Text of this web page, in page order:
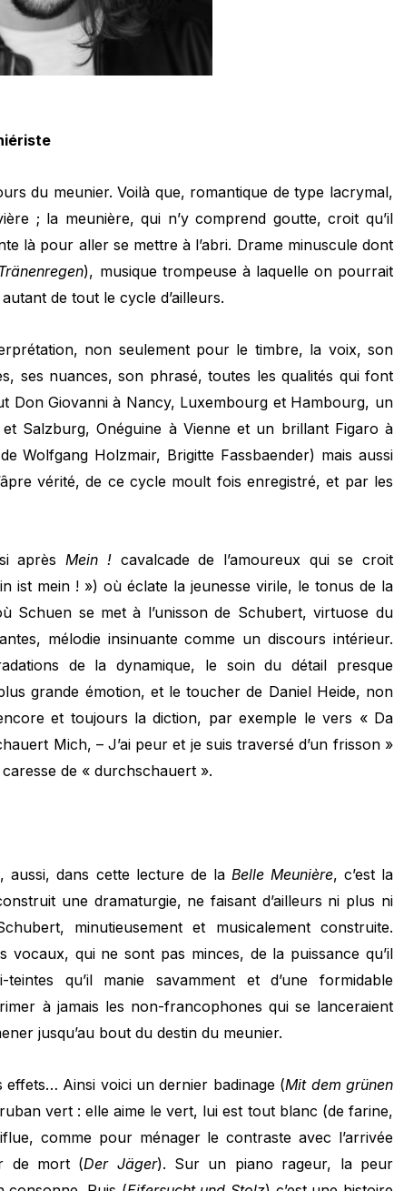
du meunier. Voilà que, romantique de type lacrymal,
; la meunière, qui n’y comprend goutte, croit qu’il
là pour aller se mettre à l’abri. Drame minuscule dont
), musique trompeuse à laquelle on pourrait
de tout le cycle d’ailleurs.
non seulement pour le timbre, la voix, son
ses nuances, son phrasé, toutes les qualités qui font
Don Giovanni à Nancy, Luxembourg et Hambourg, un
Salzburg, Onéguine à Vienne et un brillant Figaro à
Wolfgang Holzmair, Brigitte Fassbaender) mais aussi
vérité, de ce cycle moult fois enregistré, et par les
aprèsMein !cavalcade de l’amoureux qui se croit
ist mein ! ») où éclate la jeunesse virile, le tonus de la
Schuen se met à l’unisson de Schubert, virtuose du
mélodie insinuante comme un discours intérieur.
de la dynamique, le soin du détail presque
grande émotion, et le toucher de Daniel Heide, non
et toujours la diction, par exemple le vers « Da
Mich, – J’ai peur et je suis traversé d’un frisson »
de « durchschauert ».
aussi, dans cette lecture de la Belle Meunière, c’est la
une dramaturgie, ne faisant d’ailleurs ni plus ni
minutieusement et musicalement construite.
vocaux, qui ne sont pas minces, de la puissance qu’il
qu’il manie savamment et d’une formidable
à jamais les non-francophones qui se lanceraient
jusqu’au bout du destin du meunier.
effets… Ainsi voici un dernier badinage (Mit dem grünen
vert : elle aime le vert, lui est tout blanc (de farine,
comme pour ménager le contraste avec l’arrivée
de mort (Der Jäger). Sur un piano rageur, la peur